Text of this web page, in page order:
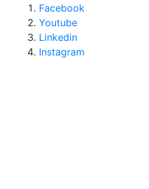
Facebook
Youtube
Linkedin
Instagram